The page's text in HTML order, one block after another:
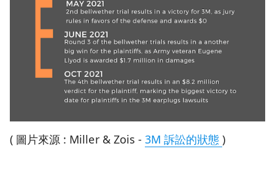
( 圖片來源 : Miller & Zois - 3M 訴訟的狀態)